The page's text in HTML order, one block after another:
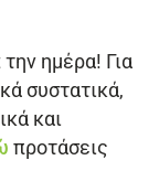
ημέρα! Για
συστατικά,
και
προτάσεις